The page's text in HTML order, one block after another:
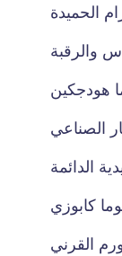
الحميدة
والرقبة
هودجكين
الصناعي
الدائمة
كابوزي
القرني